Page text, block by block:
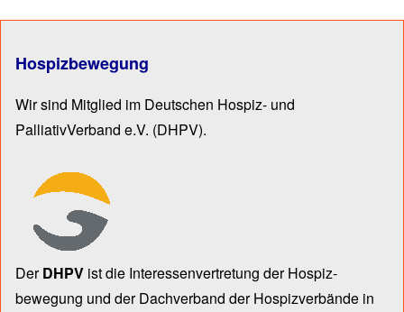
Hospizbewegung
Wir sind Mitglied im Deutschen Hospiz- und
PalliativVerband e.V. (DHPV).
DerDHPV ist die Inter­essen­ver­tre­tung der Hospiz­
bewegung und der Dach­verband der Hospiz­verbände in